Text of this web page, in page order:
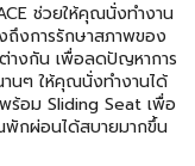
ช่วยให้คุณนั่งทำงาน
ถึงการรักษาสภาพของ
างกัน เพื่อลดปัญหาการ
านๆ ให้คุณนั่งทำงานได้
ร้อม Sliding Seat เพื่อ
พักผ่อนได้สบายมากขึ้น